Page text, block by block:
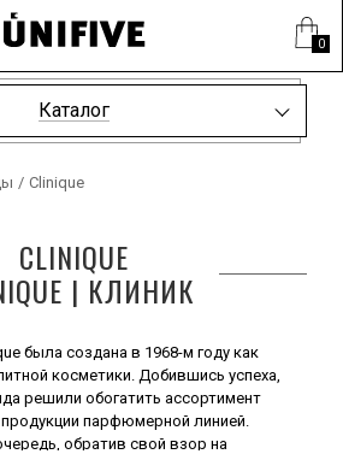
0
Каталог
/ Clinique
CLINIQUE
| КЛИНИК
была создана в 1968-м году как
косметики. Добившись успеха,
решили обогатить ассортимент
парфюмерной линией.
обратив свой взор на